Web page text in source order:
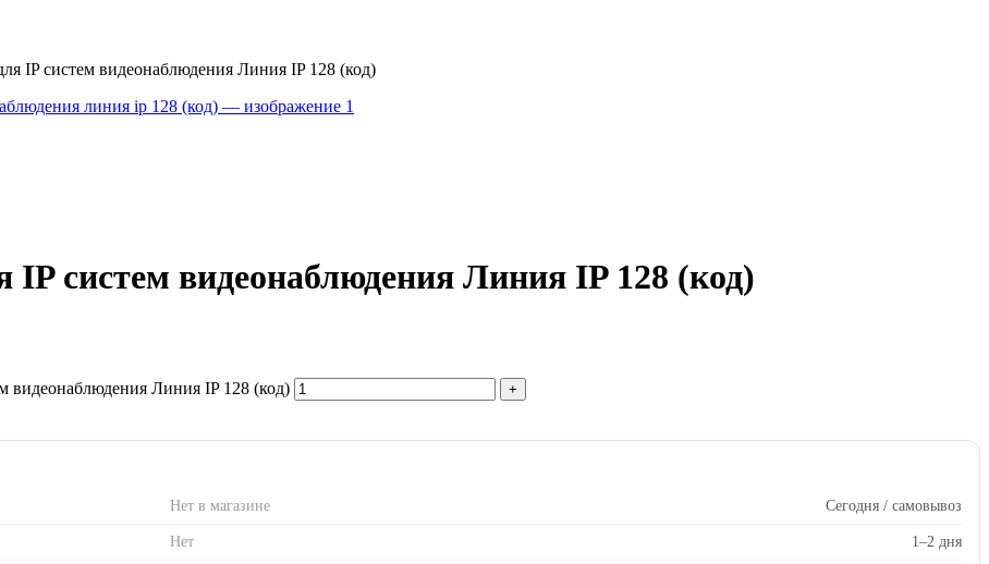
IP систем видеонаблюдения Линия IP 128 (код)
IP систем видеонаблюдения Линия IP 128 (код)
видеонаблюдения Линия IP 128 (код)
Нет в магазине Сегодня / самовывоз
Нет 1–2 дня